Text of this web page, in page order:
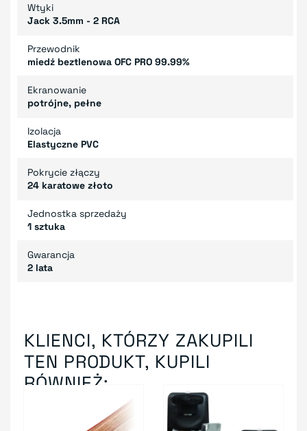
Wtyki
Jack 3.5mm - 2 RCA
Przewodnik
miedź beztlenowa OFC PRO 99.99%
Ekranowanie
potrójne, pełne
Izolacja
Elastyczne PVC
Pokrycie złączy
24 karatowe złoto
Jednostka sprzedaży
1 sztuka
Gwarancja
2 lata
KLIENCI, KTÓRZY ZAKUPILI
TEN PRODUKT, KUPILI
RÓWNIEŻ: